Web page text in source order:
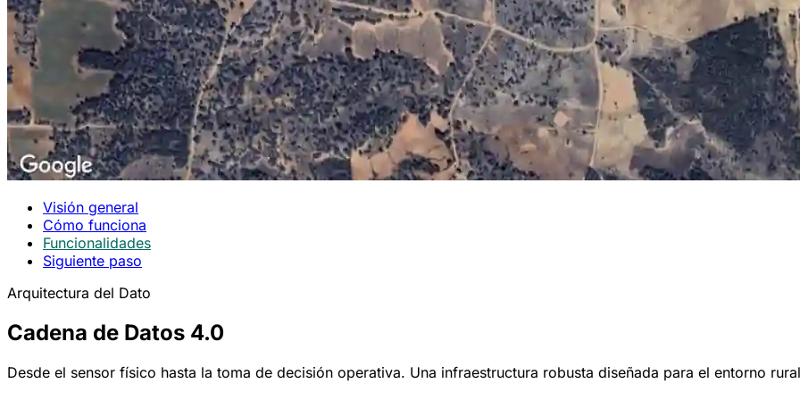
Visión general
Cómo funciona
Funcionalidades
Siguiente paso
Arquitectura del Dato
Cadena de Datos 4.0
Desde el sensor físico hasta la toma de decisión operativa. Una infraestructura robusta diseñada para el entorno